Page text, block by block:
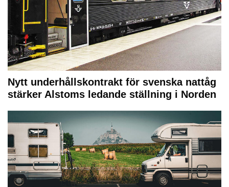
Nytt underhållskontrakt för svenska nattåg
stärker Alstoms ledande ställning i Norden